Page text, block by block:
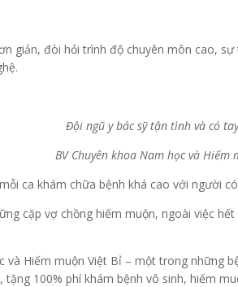
giản, đòi hỏi trình độ chuyên môn cao,
Đội ngũ y bác sỹ tận tình và có
BV Chuyên khoa Nam học và Hiếm
ca khám chữa bệnh khá cao với người
cặp vợ chồng hiếm muộn, ngoài việc
và Hiếm muộn Việt Bỉ – một trong những
100% phí khám bệnh vô sinh, hiếm